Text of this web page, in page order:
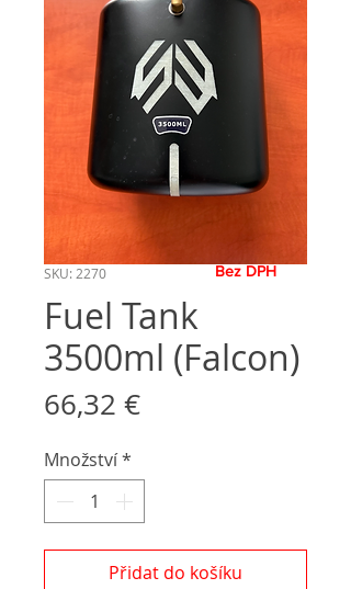
SKU: 2270
Fuel Tank
3500ml (Falcon)
66,32 €Cena
Množství*
Přidat do košíku
Bez DPH